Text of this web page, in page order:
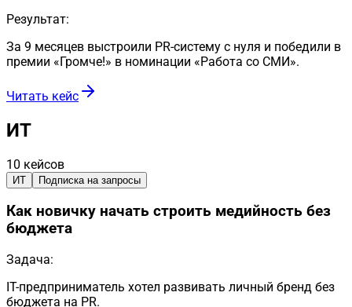
Результат:
За 9 месяцев выстроили PR-систему с нуля и победили в
премии «Громче!» в номинации «Работа со СМИ».
Читать кейс
ИТ
10 кейсов
ИТ Подписка на запросы
Как новичку начать строить медийность без
бюджета
Задача:
IT-предприниматель хотел развивать личный бренд без
бюджета на PR.